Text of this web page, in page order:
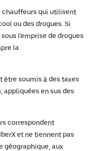
chauffeurs qui utilisent
ou des drogues. Si
l'emprise de drogues
la
soumis à des taxes
en sus des
correspondent
et ne tiennent pas
géographique, aux